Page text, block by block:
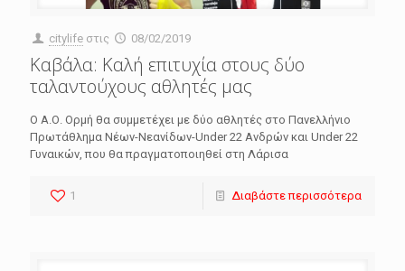
citylife στις 08/02/2019
Καβάλα: Καλή επιτυχία στους δύο
ταλαντούχους αθλητές μας
Ο Α.Ο. Ορμή θα συμμετέχει με δύο αθλητές στο Πανελλήνιο
Πρωτάθλημα Νέων-Νεανίδων-Under 22 Ανδρών και Under 22
Γυναικών, που θα πραγματοποιηθεί στη Λάρισα
1 Διαβάστε περισσότερα